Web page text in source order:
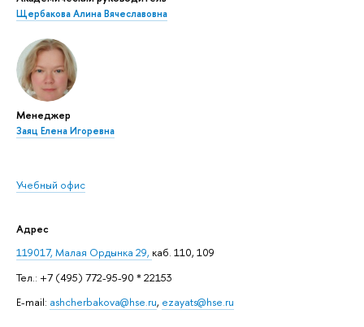
Щербакова Алина Вячеславовна
Менеджер
Заяц Елена Игоревна
Учебный офис
Адрес
119017, Малая Ордынка 29, каб. 110, 109
Тел.: +7 (495) 772-95-90 * 22153
E-mail: ashcherbakova@hse.ru, ezayats@hse.ru